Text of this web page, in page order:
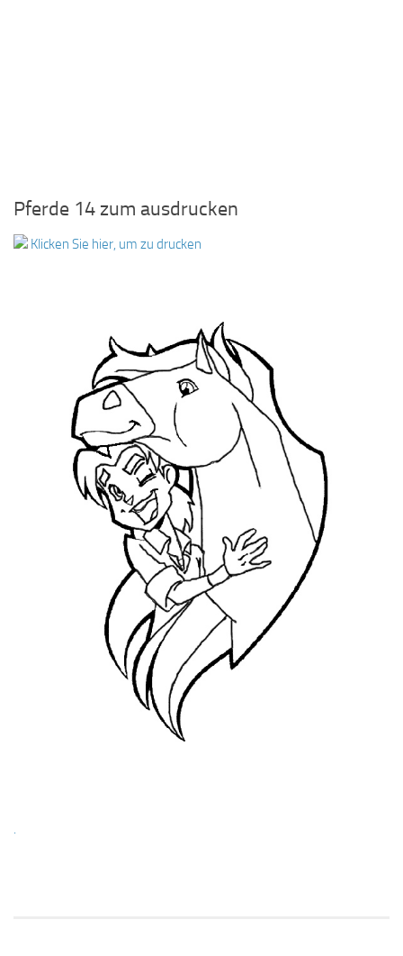
Pferde 14 zum ausdrucken
Klicken Sie hier, um zu drucken
.